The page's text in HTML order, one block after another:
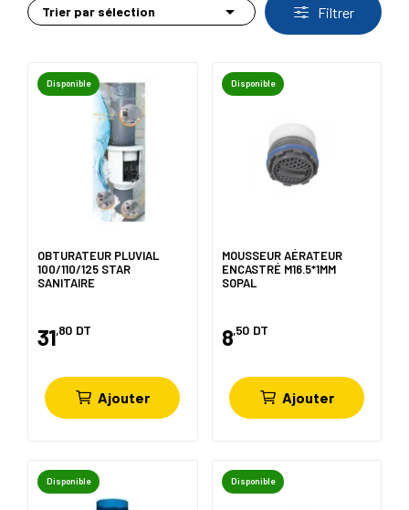
Trier par sélection  Filtrer
Disponible
OBTURATEUR PLUVIAL
100/110/125 STAR
SANITAIRE
31,80 DT
Ajouter
Disponible
MOUSSEUR AÉRATEUR
ENCASTRÉ M16.5*1MM
SOPAL
8,50 DT
Ajouter
Disponible Disponible